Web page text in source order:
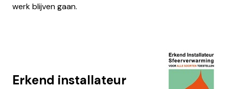
werk blijven gaan.
Erkend installateur